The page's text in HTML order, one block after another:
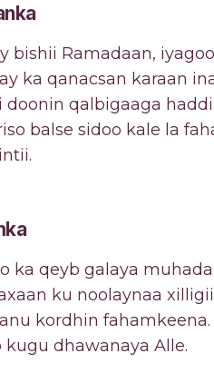
bishii Ramadaan,
ka qanacsan karaan
qalbigaaga
balse sidoo kale la
ka qeyb galaya
ku noolaynaa
kordhin
dhawanaya Alle.